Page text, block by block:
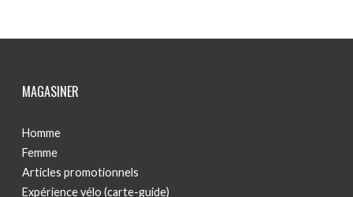
MAGASINER
Homme
Femme
Articles promotionnels
Expérience vélo (carte-guide)